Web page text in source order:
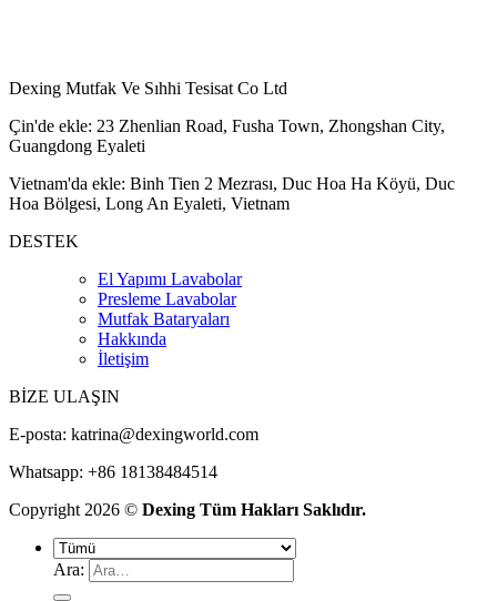
Dexing Mutfak Ve Sıhhi Tesisat Co Ltd
Çin'de ekle: 23 Zhenlian Road, Fusha Town, Zhongshan City,
Guangdong Eyaleti
Vietnam'da ekle: Binh Tien 2 Mezrası, Duc Hoa Ha Köyü, Duc
Hoa Bölgesi, Long An Eyaleti, Vietnam
DESTEK
El Yapımı Lavabolar
Presleme Lavabolar
Mutfak Bataryaları
Hakkında
İletişim
BİZE ULAŞIN
E-posta: katrina@dexingworld.com
Whatsapp: +86 18138484514
Copyright 2026 © Dexing Tüm Hakları Saklıdır.
Ara: